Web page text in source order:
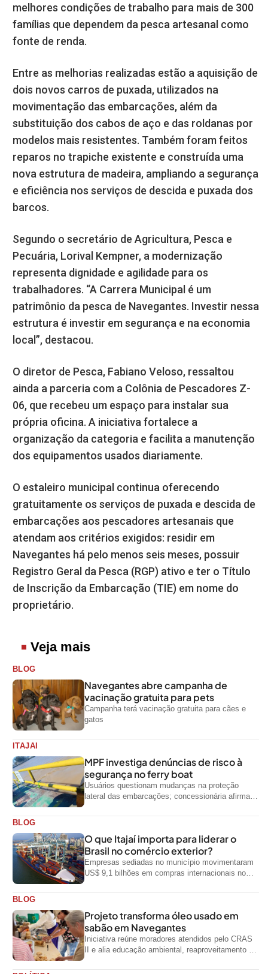
melhores condições de trabalho para mais de 300
famílias que dependem da pesca artesanal como
fonte de renda.
Entre as melhorias realizadas estão a aquisição de
dois novos carros de puxada, utilizados na
movimentação das embarcações, além da
substituição dos cabos de aço e das roldanas por
modelos mais resistentes. Também foram feitos
reparos no trapiche existente e construída uma
nova estrutura de madeira, ampliando a segurança
e eficiência nos serviços de descida e puxada dos
barcos.
Segundo o secretário de Agricultura, Pesca e
Pecuária, Lorival Kempner, a modernização
representa dignidade e agilidade para os
trabalhadores. “A Carrera Municipal é um
patrimônio da pesca de Navegantes. Investir nessa
estrutura é investir em segurança e na economia
local”, destacou.
O diretor de Pesca, Fabiano Veloso, ressaltou
ainda a parceria com a Colônia de Pescadores Z-
06, que recebeu um espaço para instalar sua
própria oficina. A iniciativa fortalece a
organização da categoria e facilita a manutenção
dos equipamentos usados diariamente.
O estaleiro municipal continua oferecendo
gratuitamente os serviços de puxada e descida de
embarcações aos pescadores artesanais que
atendam aos critérios exigidos: residir em
Navegantes há pelo menos seis meses, possuir
Registro Geral da Pesca (RGP) ativo e ter o Título
de Inscrição da Embarcação (TIE) em nome do
proprietário.
Veja mais
BLOG
Navegantes abre campanha de
vacinação gratuita para pets
Campanha terá vacinação gratuita para cães e
gatos
ITAJAI
MPF investiga denúncias de risco à
segurança no ferry boat
Usuários questionam mudanças na proteção
lateral das embarcações; concessionária afirma
BLOG
O que Itajaí importa para liderar o
Brasil no comércio exterior?
Empresas sediadas no município movimentaram
US$ 9,1 bilhões em compras internacionais no
BLOG
Projeto transforma óleo usado em
sabão em Navegantes
Iniciativa reúne moradores atendidos pelo CRAS
II e alia educação ambiental, reaproveitamento de